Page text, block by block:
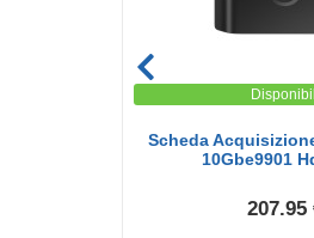
Scheda
10Gbe9901
207.95